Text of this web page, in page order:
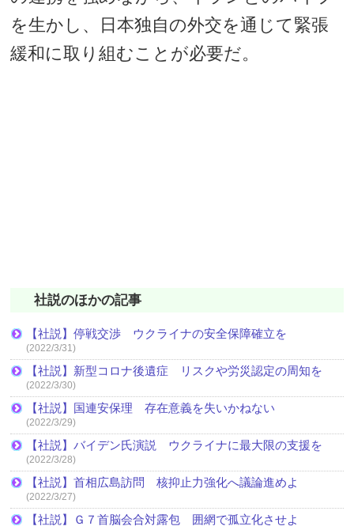
を生かし、日本独自の外交を通じて緊張
緩和に取り組むことが必要だ。
社説のほかの記事
【社説】停戦交渉 ウクライナの安全保障確立を
(2022/3/31)
【社説】新型コロナ後遺症 リスクや労災認定の周知を
(2022/3/30)
【社説】国連安保理 存在意義を失いかねない
(2022/3/29)
【社説】バイデン氏演説 ウクライナに最大限の支援を
(2022/3/28)
【社説】首相広島訪問 核抑止力強化へ議論進めよ
(2022/3/27)
【社説】Ｇ７首脳会合対露包 囲網で孤立化させよ